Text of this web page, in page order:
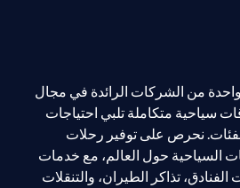
واحدة من الشركات الرائدة في مجال
سياحية متكاملة تلبي احتياجات
نحرص على توفير رحلات
السياحية حول العالم، مع خدمات
تذاكر الطيران، والتنقلات